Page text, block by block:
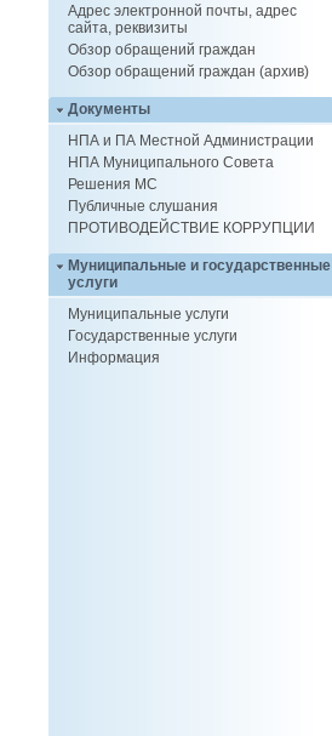
Адрес электронной почты, адрес
сайта, реквизиты
Обзор обращений граждан
Обзор обращений граждан (архив)
Документы
НПА и ПА Местной Администрации
НПА Муниципального Совета
Решения МС
Публичные слушания
ПРОТИВОДЕЙСТВИЕ КОРРУПЦИИ
Муниципальные и государственные
услуги
Муниципальные услуги
Государственные услуги
Информация